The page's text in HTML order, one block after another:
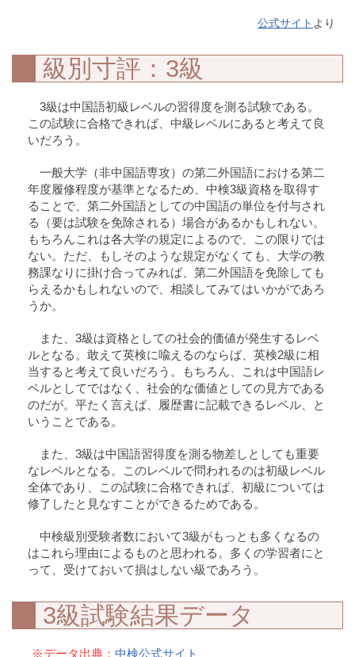
公式サイト より
級別寸評：3級
3級は中国語初級レベルの習得度を測る試験である。
この試験に合格できれば、中級レベルにあると考えて良
いだろう。
一般大学（非中国語専攻）の第二外国語における第二
年度履修程度が基準となるため、中検3級資格を取得す
ることで、第二外国語としての中国語の単位を付与され
る（要は試験を免除される）場合があるかもしれない。
もちろんこれは各大学の規定によるので、この限りでは
ない。ただ、もしそのような規定がなくても、大学の教
務課なりに掛け合ってみれば、第二外国語を免除しても
らえるかもしれないので、相談してみてはいかがであろ
うか。
また、3級は資格としての社会的価値が発生するレベ
ルとなる。敢えて英検に喩えるのならば、英検2級に相
当すると考えて良いだろう。もちろん、これは中国語レ
ベルとしてではなく、社会的な価値としての見方である
のだが。平たく言えば、履歴書に記載できるレベル、と
いうことである。
また、3級は中国語習得度を測る物差しとしても重要
なレベルとなる。このレベルで問われるのは初級レベル
全体であり、この試験に合格できれば、初級については
修了したと見なすことができるためである。
中検級別受験者数において3級がもっとも多くなるの
はこれら理由によるものと思われる。多くの学習者にと
って、受けておいて損はしない級であろう。
3級試験結果データ
※データ出典：中検公式サイト